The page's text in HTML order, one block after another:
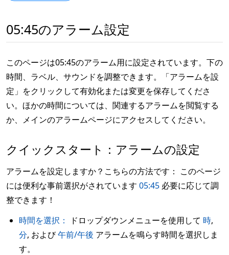
05:45のアラーム設定
このページは05:45のアラーム用に設定されています。下の
時間、ラベル、サウンドを調整できます。「アラームを設
定」をクリックして有効化または変更を保存してくださ
い。ほかの時間については、関連するアラームを閲覧する
か、メインのアラームページにアクセスしてください。
クイックスタート：アラームの設定
アラームを設定しますか？こちらの方法です： このページ
には便利な事前選択がされています 05:45 必要に応じて調
整できます！
時間を選択：
ドロップダウンメニューを使用して 時,
分, および午前/午後 アラームを鳴らす時間を選択しま
す。